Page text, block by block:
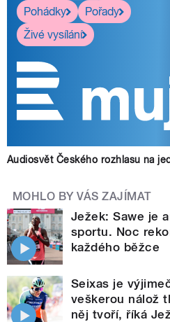
Pohádky
Pořady
Živé vysílání
Audiosvět Českého rozhlasu na
MOHLO BY VÁS ZAJÍMAT
Ježek: Sawe je
sportu. Noc
každého běžce
Seixas je
veškerou nálož
něj tvoří, říká